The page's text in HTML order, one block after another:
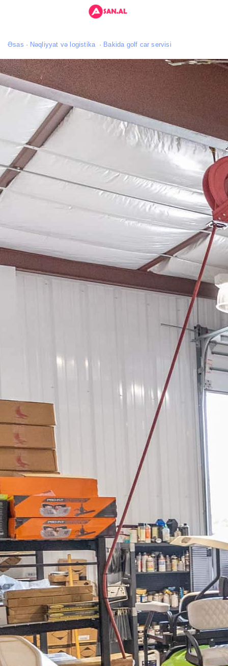
Əsas Nəqliyyat və logistika Bakida golf car servisi